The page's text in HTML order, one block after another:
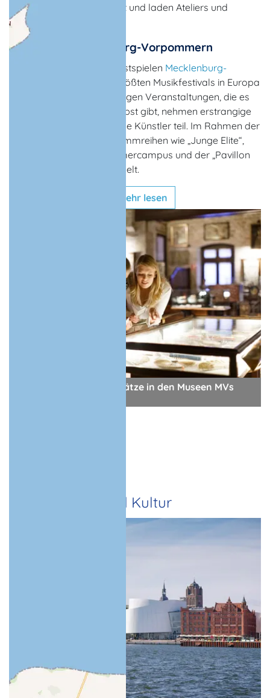
Theateraufführungen
statt und laden Ateliers und
Museen
Musikland Mecklenburg-Vorpommern
Seit 1990 findet mit den Festspielen Mecklenburg-
eines der größten Musikfestivals in Europa
statt. An diesen hochkarätigen Veranstaltungen, die es
vom Frühjahr bis zum Herbst gibt, nehmen erstrangige
deutsche und internationale Künstler teil. Im Rahmen der
Festspiele wurden Programmreihen wie „Junge Elite“,
„Musik aus MV“, der Sommercampus und der „Pavillon
der Jahrhunderte“ entwickelt.
mehr lesen
Entdecke viele Naturschätze in den Museen MVs
Top Kunst und Kultur